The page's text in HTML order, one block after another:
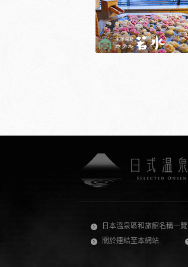
日本溫泉區和旅館名稱一覽
關於連結至本網站